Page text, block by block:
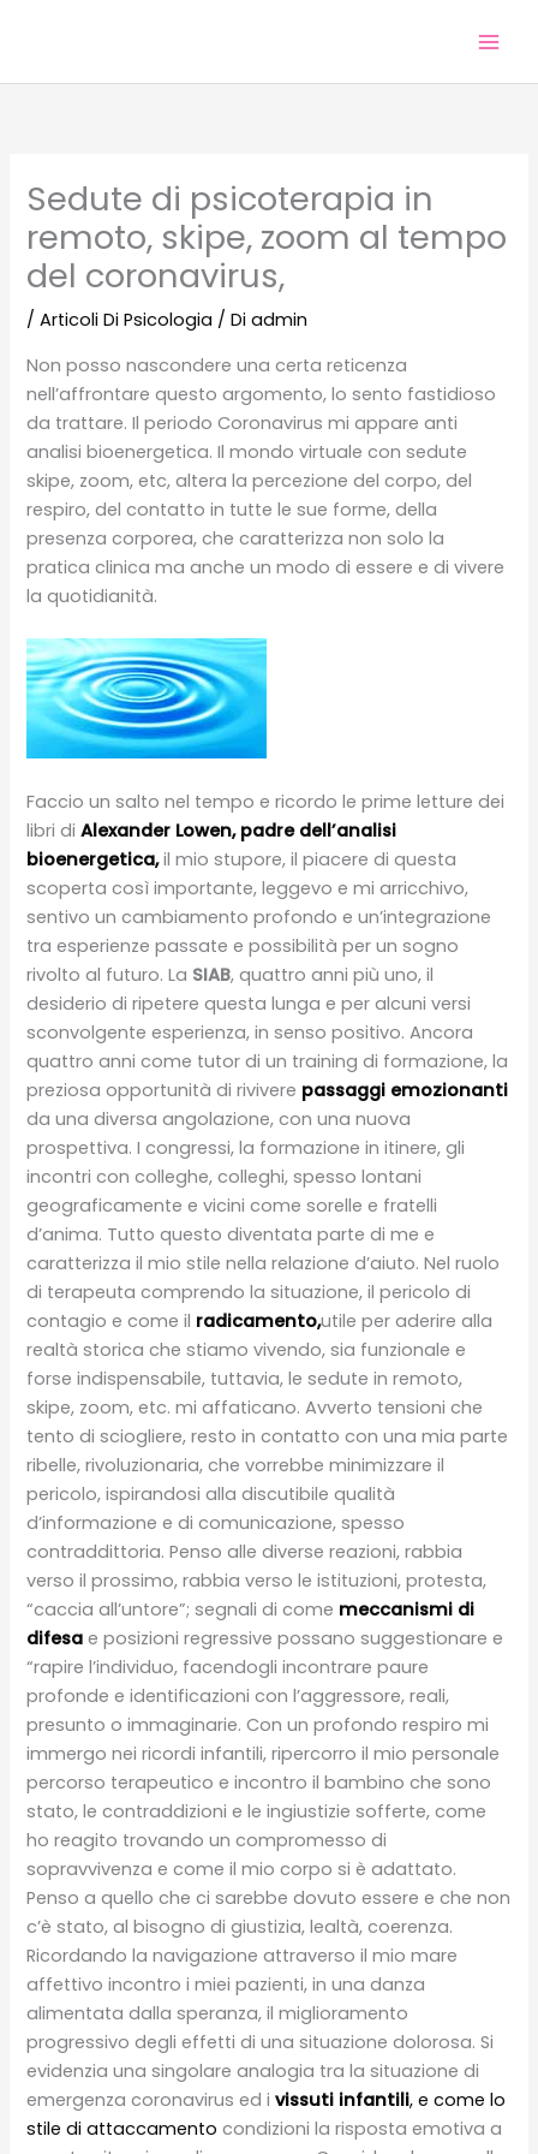
Sedute di psicoterapia in
remoto, skipe, zoom al tempo
del coronavirus,
/Articoli Di Psicologia / Diadmin
Non posso nascondere una certa reticenza
nell’affrontare questo argomento, lo sento fastidioso
da trattare. Il periodo Coronavirus mi appare anti
analisi bioenergetica. Il mondo virtuale con sedute
skipe, zoom, etc, altera la percezione del corpo, del
respiro, del contatto in tutte le sue forme, della
presenza corporea, che caratterizza non solo la
pratica clinica ma anche un modo di essere e di vivere
la quotidianità.
Faccio un salto nel tempo e ricordo le prime letture dei
libri diAlexander Lowen, padre dell’analisi
bioenergetica,il mio stupore, il piacere di questa
scoperta così importante, leggevo e mi arricchivo,
sentivo un cambiamento profondo e un’integrazione
tra esperienze passate e possibilità per un sogno
rivolto al futuro. La SIAB, quattro anni più uno, il
desiderio di ripetere questa lunga e per alcuni versi
sconvolgente esperienza, in senso positivo. Ancora
quattro anni come tutor di un training di formazione, la
preziosa opportunità di rivivere passaggi emozionanti
da una diversa angolazione, con una nuova
prospettiva. I congressi, la formazione in itinere, gli
incontri con colleghe, colleghi, spesso lontani
geograficamente e vicini come sorelle e fratelli
d’anima. Tutto questo diventata parte di me e
caratterizza il mio stile nella relazione d’aiuto. Nel ruolo
di terapeuta comprendo la situazione, il pericolo di
contagio e come il radicamento,utile per aderire alla
realtà storica che stiamo vivendo, sia funzionale e
forse indispensabile, tuttavia, le sedute in remoto,
skipe, zoom, etc. mi affaticano. Avverto tensioni che
tento di sciogliere, resto in contatto con una mia parte
ribelle, rivoluzionaria, che vorrebbe minimizzare il
pericolo, ispirandosi alla discutibile qualità
d’informazione e di comunicazione, spesso
contraddittoria. Penso alle diverse reazioni, rabbia
verso il prossimo, rabbia verso le istituzioni, protesta,
“caccia all’untore”; segnali di come meccanismi di
difesa e posizioni regressive possano suggestionare e
“rapire l’individuo, facendogli incontrare paure
profonde e identificazioni con l’aggressore, reali,
presunto o immaginarie. Con un profondo respiro mi
immergo nei ricordi infantili, ripercorro il mio personale
percorso terapeutico e incontro il bambino che sono
stato, le contraddizioni e le ingiustizie sofferte, come
ho reagito trovando un compromesso di
sopravvivenza e come il mio corpo si è adattato.
Penso a quello che ci sarebbe dovuto essere e che non
c’è stato, al bisogno di giustizia, lealtà, coerenza.
Ricordando la navigazione attraverso il mio mare
affettivo incontro i miei pazienti, in una danza
alimentata dalla speranza, il miglioramento
progressivo degli effetti di una situazione dolorosa. Si
evidenzia una singolare analogia tra la situazione di
emergenza coronavirus ed ivissuti infantili, e come lo
stile di attaccamentocondizioni la risposta emotiva a